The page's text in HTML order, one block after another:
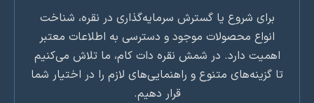
برای شروع یا گسترش سرمایه‌گذاری در نقره، شناخت
انواع محصولات موجود و دسترسی به اطلاعات معتبر
دارد. در شمش نقره دات کام، ما تلاش می‌کنیم
گزینه‌های متنوع و راهنمایی‌های لازم را در اختیار شما
قرار دهیم.